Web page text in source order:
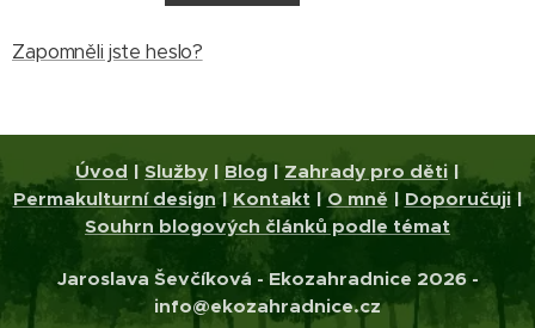
Zapomněli jste heslo?
Úvod | Služby | Blog | Zahrady pro děti |
Permakulturní design|Kontakt|O mně | Doporučuji|
Souhrn blogových článků podle témat
Jaroslava Ševčíková - Ekozahradnice 2026 -
info@ekozahradnice.cz